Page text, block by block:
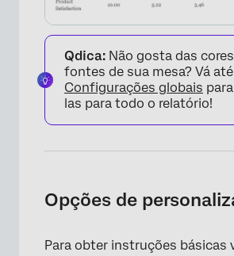
Qdica: Não gosta das
fontes de sua mesa? Vá até
Configurações globais
las para todo o relatório!
Opções de
Para obter instruções básicas